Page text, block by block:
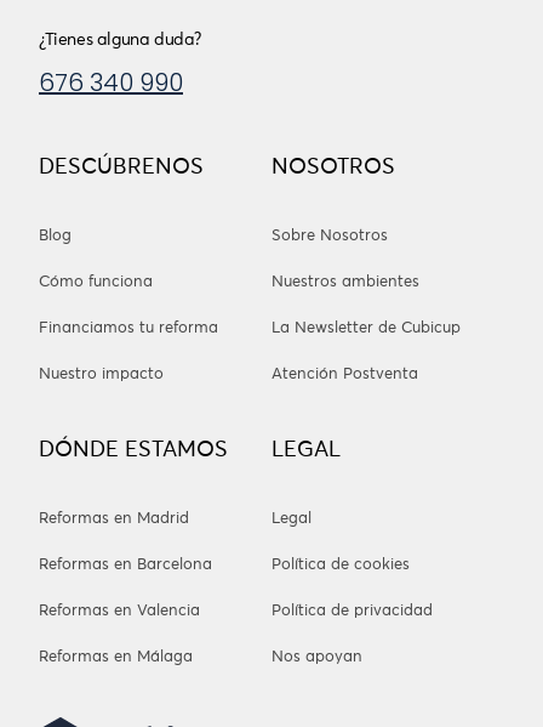
DESCÚBRENOS
Blog
Cómo funciona
Financiamos tu reforma
Nuestro impacto
NOSOTROS
Sobre Nosotros
Nuestros ambientes
La Newsletter de Cubicup
Atención Postventa
DÓNDE ESTAMOS
Reformas en Madrid
Reformas en Barcelona
Reformas en Valencia
Reformas en Málaga
LEGAL
Legal
Política de cookies
Política de privacidad
Nos apoyan
¿Tienes alguna duda?
676 340 990